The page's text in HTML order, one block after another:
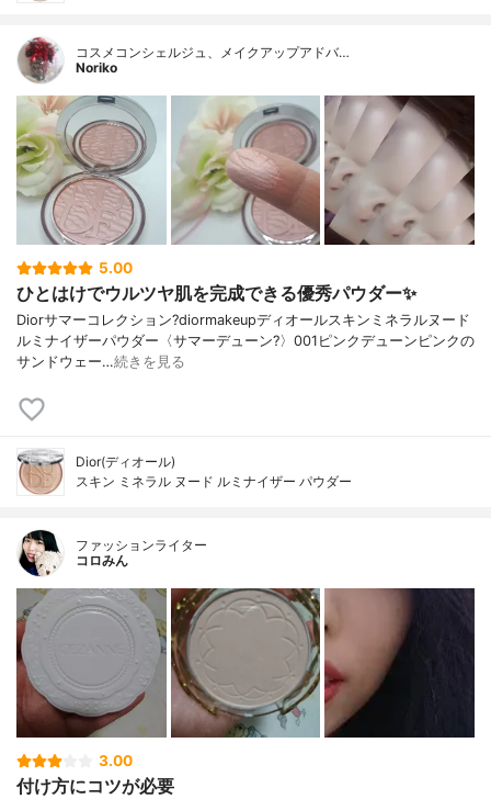
コスメコンシェルジュ、メイクアップアドバ…
Noriko
5.00
ひとはけでウルツヤ肌を完成できる優秀パウダー✨
Diorサマーコレクション?diormakeupディオールスキンミネラルヌード
ルミナイザーパウダー〈サマーデューン?️〉001ピンクデューンピンクの
サンドウェー…続きを見る
Dior(ディオール)
スキン ミネラル ヌード ルミナイザー パウダー
ファッションライター
コロみん
3.00
付け方にコツが必要